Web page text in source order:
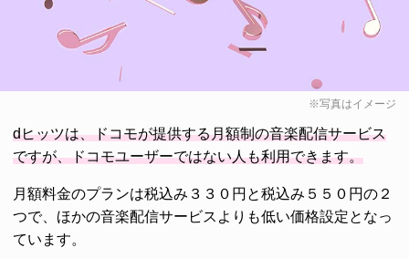
※写真はイメージ
dヒッツは、ドコモが提供する月額制の音楽配信サービス
ですが、ドコモユーザーではない人も利用できます。
月額料金のプランは税込み３３０円と税込み５５０円の２
つで、ほかの音楽配信サービスよりも低い価格設定となっ
ています。